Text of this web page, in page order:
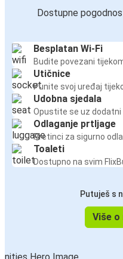
Beč
Imotski
Omiš
Omiš
Beč
Omiš
Omiš
Graz
Metković
Dostupne
Besplatan Wi-Fi
Budite povezani
Utičnice
Punite svoj uređaj
Udobna sjedala
Opustite se uz
Odlaganje prtljage
Pretinci za sigurno
Toaleti
Dostupno na svim
Putuješ s
Više o